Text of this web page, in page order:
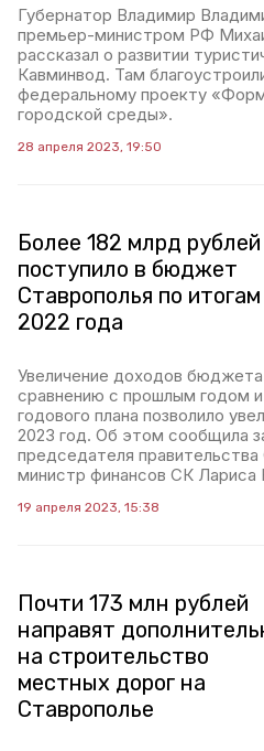
Губернатор Владимир
премьер-министром РФ
рассказал о развитии
Кавминвод. Там
федеральному проекту
городской среды».
28 апреля 2023, 19:50
Более 182 млрд рублей
поступило в бюджет
Ставрополья по итогам
2022 года
Увеличение доходов бюджета
сравнению с прошлым годом
годового плана позволило
2023 год. Об этом сообщила
председателя
министр финансов СК Лариса
19 апреля 2023, 15:38
Почти 173 млн рублей
направят
на строительство
местных дорог на
Ставрополье